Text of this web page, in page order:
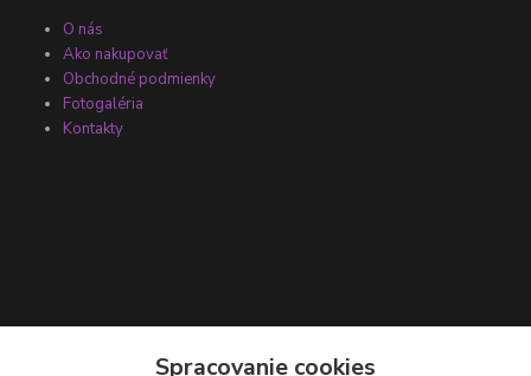
O nás
Ako nakupovať
Obchodné podmienky
Fotogaléria
Kontakty
Spracovanie cookies